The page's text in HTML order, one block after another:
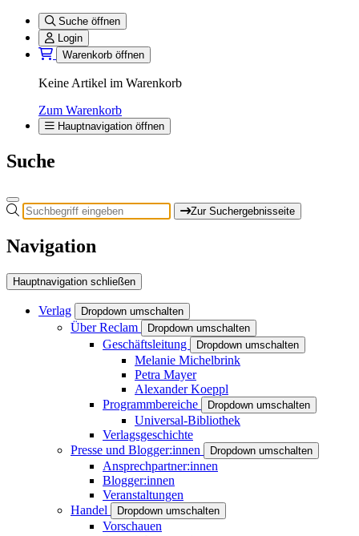
Suche öffnen
Login
Warenkorb öffnen
Keine Artikel im Warenkorb
Zum Warenkorb
Hauptnavigation öffnen
Suche
Zur Suchergebnisseite
Navigation
Hauptnavigation schließen
Verlag Dropdown umschalten
Über Reclam Dropdown umschalten
Geschäftsleitung Dropdown umschalten
Melanie Michelbrink
Petra Mayer
Alexander Koeppl
Programmbereiche
Dropdown umschalten
Universal-Bibliothek
Verlagsgeschichte
Presse und Blogger:innen
Dropdown umschalten
Ansprechpartner:innen
Blogger:innen
Veranstaltungen
Handel
Dropdown umschalten
Vorschauen